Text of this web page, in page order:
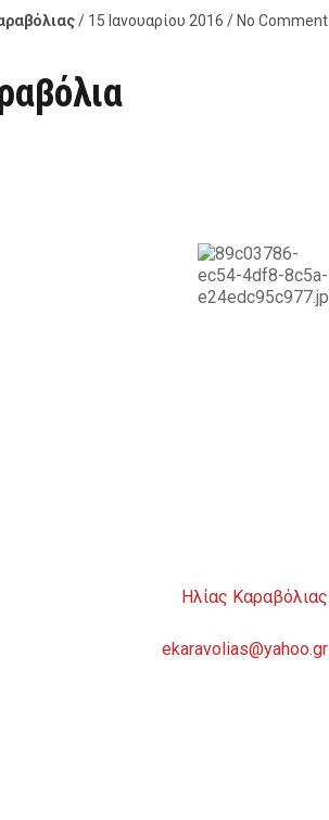
/ 15 Ιανουαρίου 2016 / No Comment
Ηλίας Καραβόλιας
ekaravolias@yahoo.gr